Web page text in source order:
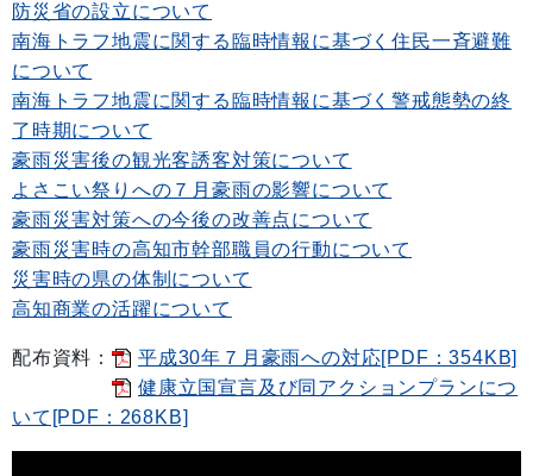
防災省の設立について
南海トラフ地震に関する臨時情報に基づく住民一斉避難
について
南海トラフ地震に関する臨時情報に基づく警戒態勢の終
了時期について
豪雨災害後の観光客誘客対策について
よさこい祭りへの７月豪雨の影響について
豪雨災害対策への今後の改善点について
豪雨災害時の高知市幹部職員の行動について
災害時の県の体制について
高知商業の活躍について
配布資料：
平成30年７月豪雨への対応[PDF：354KB]
健康立国宣言及び同アクションプランにつ
いて[PDF：268KB]